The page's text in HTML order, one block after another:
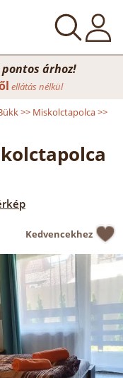
árhoz!
ellátás nélkül
>> Miskolctapolca>>
Kedvencekhez